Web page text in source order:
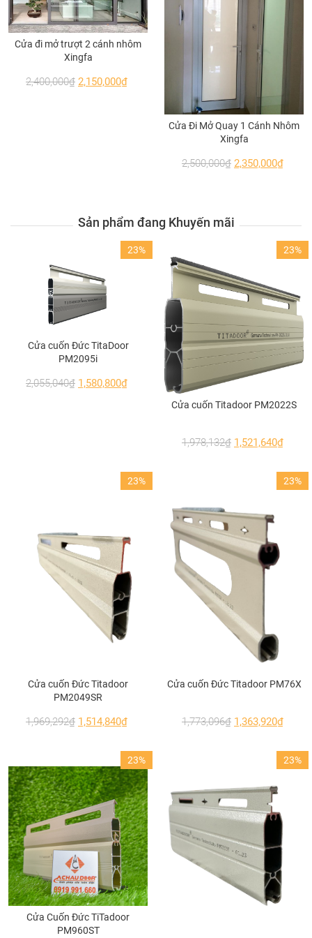
cứng và không bị hoen gỉ
+ Bảo hành:bảo hành 10 năm cho khung nhôm
Xingfa nhập khẩu chính hãng và 5 năm cho phụ
kiện Kinlong loại 1
cánh nhôm Xingfa
Chất liệu cao cấp – bền vững dài lâu
Thanh profile nhôm Xingfa hệ 93 nhập khẩu
chính hãng (tem đỏ Quảng Đông), được đùn
ép, đùn khuôn theo tiêu chuẩn chất lượng
quốc tế, đảm bảo độ cứng, không cong vênh,
không biến dạng.
Độ dày nhôm:2.0mm (±5%)
cho cả khuôn
bao khung và thân cánh – độ ổn định cao,
trường.
Cửa đi mở trượt 2 cánh nhôm
Xingfa
2,400,000₫ 2,150,000₫
Cửa Đi Mở Quay 1 Cánh Nhôm
Xingfa
2,500,000₫ 2,350,000₫
Sản phẩm đang Khuyến mãi
23%
Cửa cuốn Đức TitaDoor
PM2095i
2,055,040₫ 1,580,800₫
23%
Cửa cuốn Titadoor PM2022S
1,978,132₫ 1,521,640₫
23%
Cửa cuốn Đức Titadoor
PM2049SR
1,969,292₫ 1,514,840₫
23%
Cửa cuốn Đức Titadoor PM76X
1,773,096₫ 1,363,920₫
23%
Cửa Cuốn Đức TiTadoor
PM960ST
23%